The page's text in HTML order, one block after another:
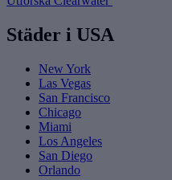
Städer i USA
New York
Las Vegas
San Francisco
Chicago
Miami
Los Angeles
San Diego
Orlando